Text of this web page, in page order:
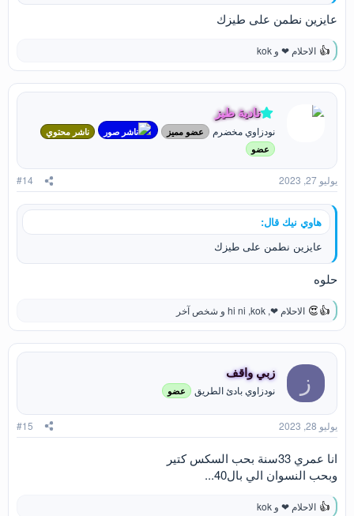
عايزين نطمن على طيزك
ل
ت
ف
الاحلام ❤ و kok
نادية طيز
نودزاوي مخضرم عضو مميز ناشر صور
ناشر محتوي
عضو
يوليو 27, 2023 #14
هاوي نيك قال:
عايزين نطمن على طيزك
حلوه
ل
ت
ف
ت
:
الاحلام ❤,
kok
,
hi ni و شخص آخر
ز زبي واقف
نودزاوي بادئ الطريق عضو
يوليو 28, 2023 #15
انا عمري 33سنة بحب السكس كتير
وبحب النسوان الي بال40...
الاحلام ❤ و kok